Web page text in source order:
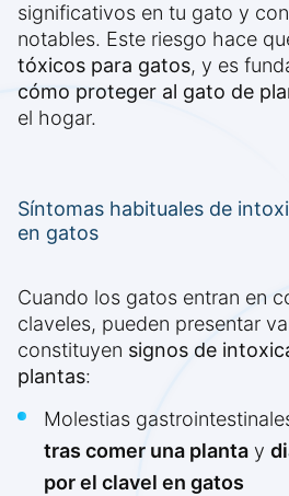
significativos en tu gato y
notables. Este riesgo hace
tóxicos para gatos, y es
cómo proteger al gato de
el hogar.
Síntomas habituales de
en gatos
Cuando los gatos entran en
claveles, pueden presentar
constituyen signos de
plantas:
Molestias
tras comer una planta y
por el clavel en gatos